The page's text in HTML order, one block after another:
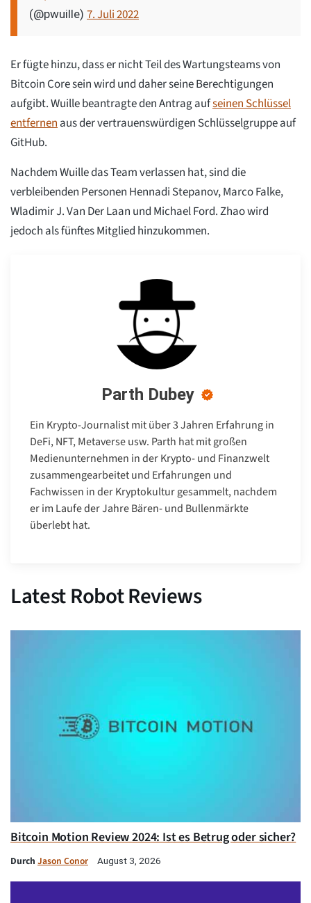
(@pwuille) 7. Juli 2022
Er fügte hinzu, dass er nicht Teil des Wartungsteams von
Bitcoin Core sein wird und daher seine Berechtigungen
aufgibt. Wuille beantragte den Antrag aufseinen Schlüssel
entfernenaus der vertrauenswürdigen Schlüsselgruppe auf
GitHub.
Nachdem Wuille das Team verlassen hat, sind die
verbleibenden Personen Hennadi Stepanov, Marco Falke,
Wladimir J. Van Der Laan und Michael Ford. Zhao wird
jedoch als fünftes Mitglied hinzukommen.
Parth Dubey
Ein Krypto-Journalist mit über 3 Jahren Erfahrung in
DeFi, NFT, Metaverse usw. Parth hat mit großen
Medienunternehmen in der Krypto- und Finanzwelt
zusammengearbeitet und Erfahrungen und
Fachwissen in der Kryptokultur gesammelt, nachdem
er im Laufe der Jahre Bären- und Bullenmärkte
überlebt hat.
Latest Robot Reviews
Bitcoin Motion Review 2024: Ist es Betrug oder sicher?
Durch Jason Conor August 3, 2026